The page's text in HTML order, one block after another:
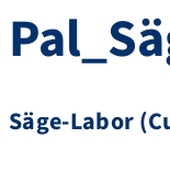
Säge-Labor